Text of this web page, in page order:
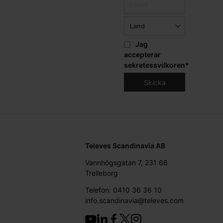
Jag
accepterar
sekretessvilkoren*
Televes Scandinavia AB
Vannhögsgatan 7, 231 66
Trelleborg
Telefon: 0410 36 36 10
info.scandinavia@televes.com